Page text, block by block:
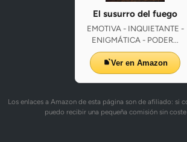
El susurro del fuego
EMOTIVA - INQUIETANTE -
ENIGMÁTICA - PODER...
Ver en Amazon
Los enlaces a Amazon de esta página son de afiliado: si
puedo recibir una pequeña comisión sin coste